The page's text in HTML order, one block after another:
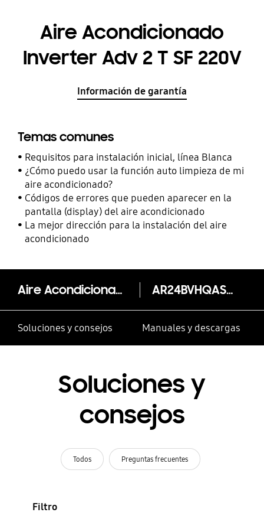
Aire Acondicionado
Inverter Adv 2 T SF 220V
Información de garantía
Temas comunes
Requisitos para instalación inicial, línea Blanca
¿Cómo puedo usar la función auto limpieza de mi
aire acondicionado?
Códigos de errores que pueden aparecer en la
pantalla (display) del aire acondicionado
La mejor dirección para la instalación del aire
acondicionado
Aire Acondicionado Inverter Adv 2 T SF 220V AR24BVHQASI/AX
Soluciones y consejos Manuales y descargas
Soluciones y
consejos
Todos Preguntas frecuentes
Filtro